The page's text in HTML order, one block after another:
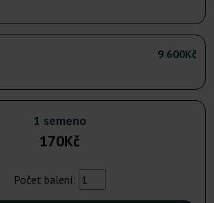
9 600Kč
1 semeno
170Kč
Počet balení: